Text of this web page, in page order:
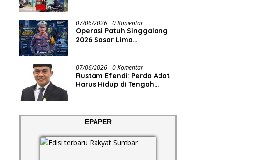
07/06/2026 0 Komentar
Operasi Patuh Singgalang
2026 Sasar Lima
07/06/2026 0 Komentar
Rustam Efendi: Perda Adat
Harus Hidup di Tengah
EPAPER